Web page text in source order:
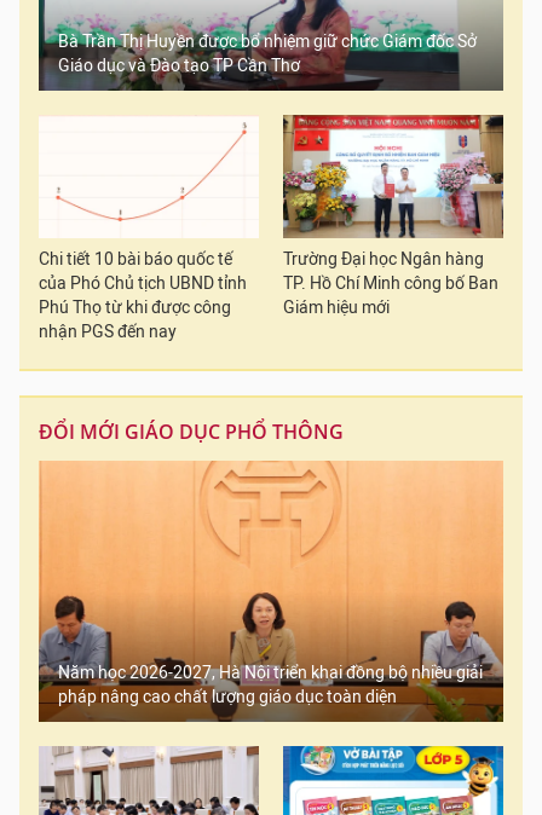
Bà Trần Thị Huyền được bổ nhiệm giữ chức Giám đốc Sở
Giáo dục và Đào tạo TP Cần Thơ
Chi tiết 10 bài báo quốc tế
của Phó Chủ tịch UBND tỉnh
Phú Thọ từ khi được công
nhận PGS đến nay
Trường Đại học Ngân hàng
TP. Hồ Chí Minh công bố Ban
Giám hiệu mới
ĐỔI MỚI GIÁO DỤC PHỔ THÔNG
Năm học 2026-2027, Hà Nội triển khai đồng bộ nhiều giải
pháp nâng cao chất lượng giáo dục toàn diện